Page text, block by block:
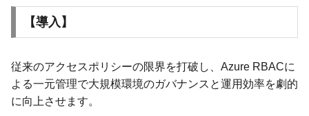
【導入】
従来のアクセスポリシーの限界を打破し、Azure RBACに
よる一元管理で大規模環境のガバナンスと運用効率を劇的
に向上させます。